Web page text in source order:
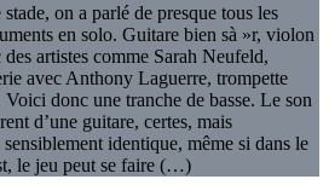
stade, on a parlé de presque tous les
en solo. Guitare bien sà »r, violon
des artistes comme Sarah Neufeld,
avec Anthony Laguerre, trompette
donc une tranche de basse. Le son
d’une guitare, certes, mais
identique, même si dans le
le jeu peut se faire (…)